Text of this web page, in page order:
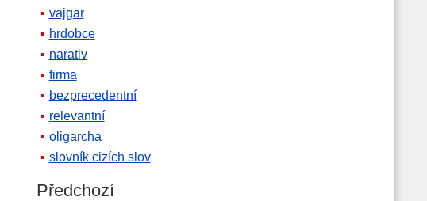
vajgar
hrdobce
narativ
firma
bezprecedentní
relevantní
oligarcha
slovník cizích slov
Předchozí